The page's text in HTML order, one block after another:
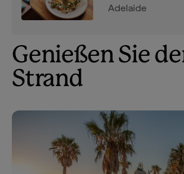
Adelaide
Genießen Sie
Strand